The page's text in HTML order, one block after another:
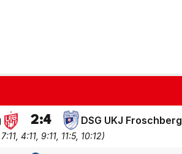
2:4 DSG UKJ Froschberg
4:11, 9:11, 11:5, 10:12)